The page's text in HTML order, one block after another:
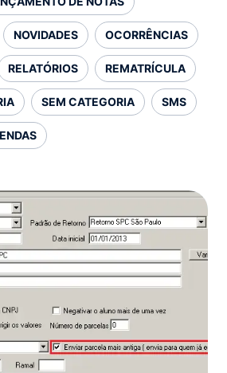
NOVIDADES OCORRÊNCIAS
RELATÓRIOS REMATRÍCULA
SEM CATEGORIA SMS